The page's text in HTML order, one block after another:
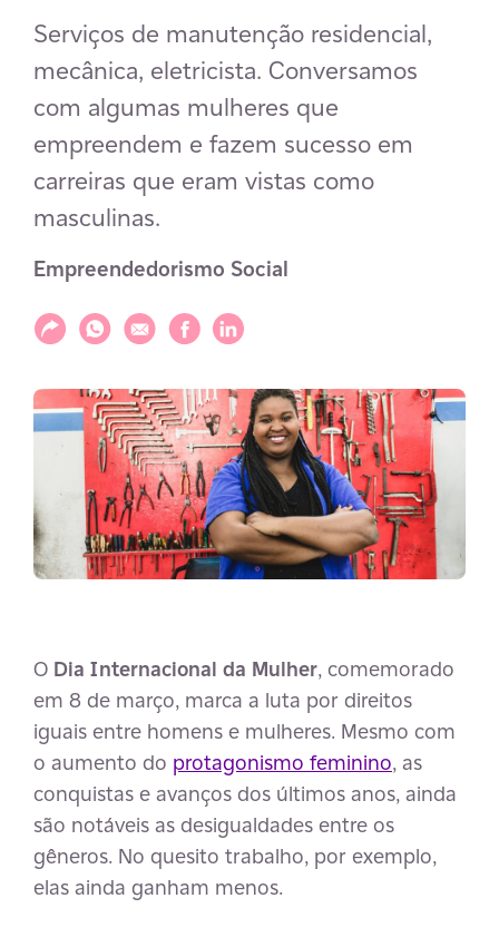
Serviços de manutenção residencial,
mecânica, eletricista. Conversamos
com algumas mulheres que
empreendem e fazem sucesso em
carreiras que eram vistas como
masculinas.
Empreendedorismo Social
Compartilhar
Compartilhar via WhatsApp
Compartilhar via E-mail
Compartilhar via Facebook
Compartilhar via LinkedIn
O Dia Internacional da Mulher, comemorado
em 8 de março, marca a luta por direitos
iguais entre homens e mulheres. Mesmo com
o aumento do protagonismo feminino, as
conquistas e avanços dos últimos anos, ainda
são notáveis as desigualdades entre os
gêneros. No quesito trabalho, por exemplo,
elas ainda ganham menos.